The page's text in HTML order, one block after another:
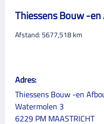
Thiessens Bouw -
Afstand: 5677,518km
Adres:
Thiessens Bouw -en
Watermolen 3
6229 PM MAASTRICHT